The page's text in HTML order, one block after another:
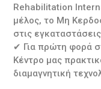
Rehabilitation
μέλος, το Μη
στις
✔ Για πρώτη φορά
Κέντρο μας
διαμαγνητική